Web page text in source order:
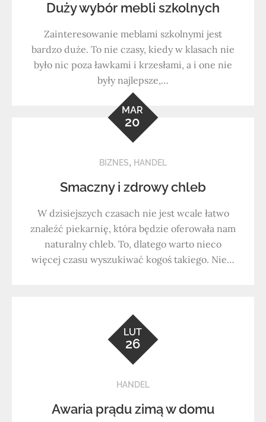
Duży wybór mebli szkolnych
Zainteresowanie meblami szkolnymi jest
bardzo duże. To nie czasy, kiedy w klasach nie
było nic poza ławkami i krzesłami, a i one nie
były najlepsze,…
MAR
20
BIZNES, HANDEL
Smaczny i zdrowy chleb
W dzisiejszych czasach nie jest wcale łatwo
znaleźć piekarnię, która będzie oferowała nam
naturalny chleb. To, dlatego warto nieco
więcej czasu wyszukiwać kogoś takiego. Nie…
LUT
26
HANDEL
Awaria prądu zimą w domu